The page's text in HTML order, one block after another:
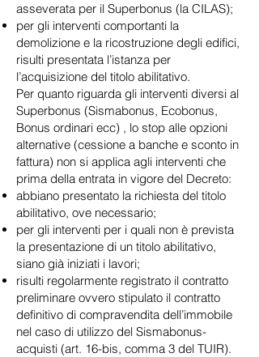
asseverata per il Superbonus (la CILAS);
per gli interventi comportanti la
demolizione e la ricostruzione degli edifici,
risulti presentata l’istanza per
l’acquisizione del titolo abilitativo.
Per quanto riguarda gli interventi diversi al
Superbonus (Sismabonus, Ecobonus,
Bonus ordinari ecc) , lo stop alle opzioni
alternative (cessione a banche e sconto in
fattura) non si applica agli interventi che
prima della entrata in vigore del Decreto:
abbiano presentato la richiesta del titolo
abilitativo, ove necessario;
per gli interventi per i quali non è prevista
la presentazione di un titolo abilitativo,
siano già iniziati i lavori;
risulti regolarmente registrato il contratto
preliminare ovvero stipulato il contratto
definitivo di compravendita dell’immobile
nel caso di utilizzo del Sismabonus-
acquisti (art. 16-bis, comma 3 del TUIR).